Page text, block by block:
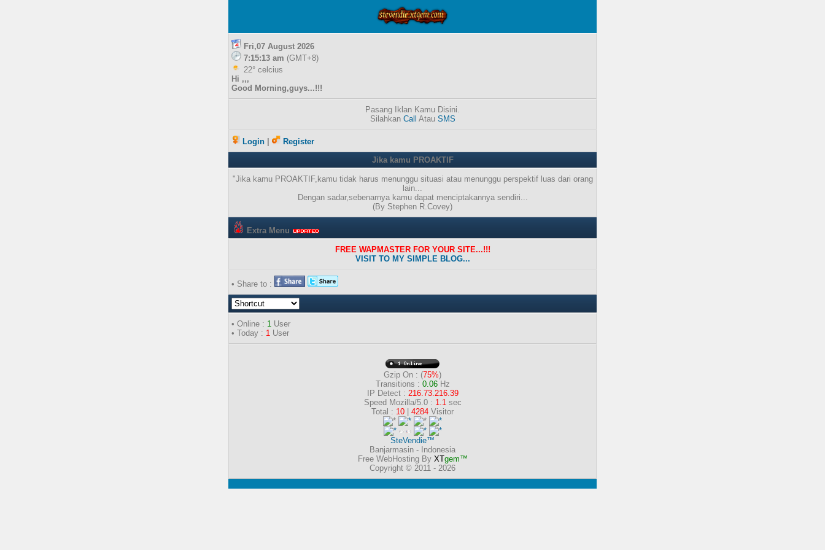
Fri,07 August 2026
7:15:13 am (GMT+8)
22° celcius
Hi ,,,
Good Morning,guys...!!!
Pasang Iklan Kamu Disini.
Silahkan Call Atau SMS
Login
Register
Jika kamu PROAKTIF
"Jika kamu PROAKTIF,kamu tidak harus menunggu situasi atau menunggu perspektif luas dari orang
lain...
Dengan sadar,sebenarnya kamu dapat menciptakannya sendiri...
(By Stephen R.Covey)
Extra Menu
FREE WAPMASTER FOR YOUR SITE...!!!
VISIT TO MY SIMPLE BLOG...
• Share to :
• Online : 1 User
• Today : 1 User
Gzip On : (75%)
Transitions : 0.06Hz
IP Detect : 216.73.216.39
Speed Mozilla/5.0 : 1.1sec
Total : 10 4284 Visitor
SteVendie™
Banjarmasin - Indonesia
Free WebHosting By XTgem™
Copyright © 2011 - 2026